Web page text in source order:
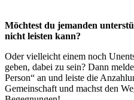
Möchtest du jemanden
nicht leisten kann?
Oder vielleicht einem noch
geben, dabei zu sein? Dann
Person“ an und leiste die
Gemeinschaft und machst den